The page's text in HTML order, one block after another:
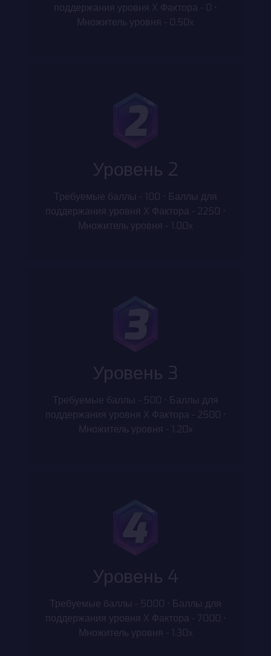
поддержания уровня X Фактора - 0 •
Множитель уровня - 0.50x
Уровень 2
Требуемые баллы - 100 • Баллы для
поддержания уровня X Фактора - 2250 •
Множитель уровня - 1.00x
Уровень 3
Требуемые баллы - 500 • Баллы для
поддержания уровня X Фактора - 2500 •
Множитель уровня - 1.20x
Уровень 4
Требуемые баллы - 5000 • Баллы для
поддержания уровня X Фактора - 7000 •
Множитель уровня - 1.30x